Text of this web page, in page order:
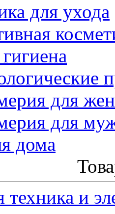
для ухода
для
для
дома
техника и